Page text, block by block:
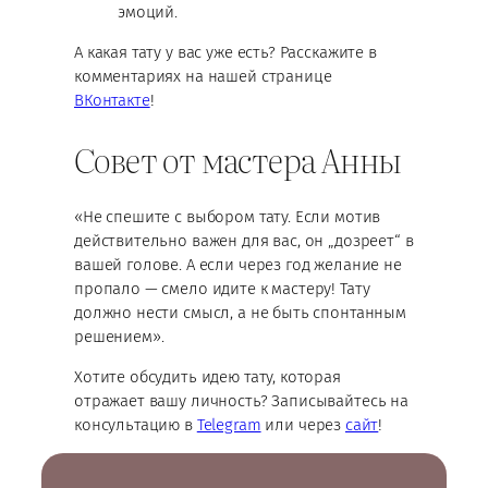
эмоций.
А какая тату у вас уже есть? Расскажите в
комментариях на нашей странице
ВКонтакте!
Совет от мастера Анны
«Не спешите с выбором тату. Если мотив
действительно важен для вас, он „дозреет“ в
вашей голове. А если через год желание не
пропало — смело идите к мастеру! Тату
должно нести смысл, а не быть спонтанным
решением».
Хотите обсудить идею тату, которая
отражает вашу личность? Записывайтесь на
консультацию в Telegram или через сайт!